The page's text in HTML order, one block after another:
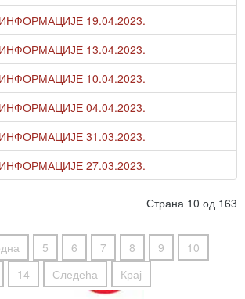
19.04.2023.
13.04.2023.
10.04.2023.
04.04.2023.
31.03.2023.
27.03.2023.
Страна 10 од 163
5 6 7 8 9
10
14 Следећа Крај